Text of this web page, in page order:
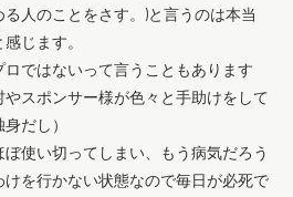
人のことをさす。)と言うのは本当
じます。
ではないって言うこともあります
スポンサー様が色々と手助けをして
だし）
使い切ってしまい、もう病気だろう
を行かない状態なので毎日が必死で